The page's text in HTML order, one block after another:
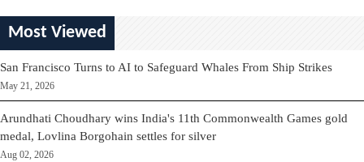
Most Viewed
San Francisco Turns to AI to Safeguard Whales From Ship Strikes
May 21, 2026
Arundhati Choudhary wins India's 11th Commonwealth Games gold
medal, Lovlina Borgohain settles for silver
Aug 02, 2026